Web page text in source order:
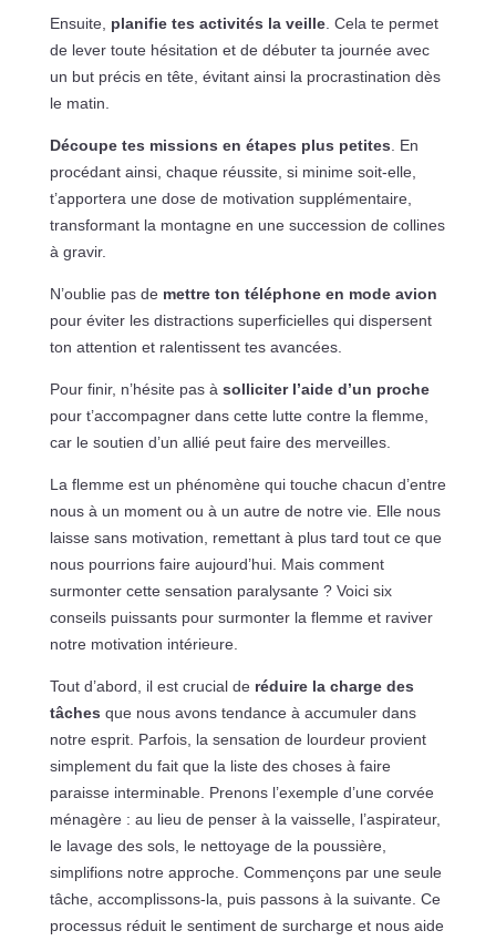
Ensuite, planifie tes activités la veille. Cela te permet
de lever toute hésitation et de débuter ta journée avec
un but précis en tête, évitant ainsi la procrastination dès
le matin.
Découpe tes missions en étapes plus petites . En
procédant ainsi, chaque réussite, si minime soit-elle,
t’apportera une dose de motivation supplémentaire,
transformant la montagne en une succession de collines
à gravir.
N’oublie pas de mettre ton téléphone en mode avion
pour éviter les distractions superficielles qui dispersent
ton attention et ralentissent tes avancées.
Pour finir, n’hésite pas à solliciter l’aide d’un proche
pour t’accompagner dans cette lutte contre la flemme,
car le soutien d’un allié peut faire des merveilles.
La flemme est un phénomène qui touche chacun d’entre
nous à un moment ou à un autre de notre vie. Elle nous
laisse sans motivation, remettant à plus tard tout ce que
nous pourrions faire aujourd’hui. Mais comment
surmonter cette sensation paralysante ? Voici six
conseils puissants pour surmonter la flemme et raviver
notre motivation intérieure.
Tout d’abord, il est crucial de réduire la charge des
tâches que nous avons tendance à accumuler dans
notre esprit. Parfois, la sensation de lourdeur provient
simplement du fait que la liste des choses à faire
paraisse interminable. Prenons l’exemple d’une corvée
ménagère : au lieu de penser à la vaisselle, l’aspirateur,
le lavage des sols, le nettoyage de la poussière,
simplifions notre approche. Commençons par une seule
tâche, accomplissons-la, puis passons à la suivante. Ce
processus réduit le sentiment de surcharge et nous aide